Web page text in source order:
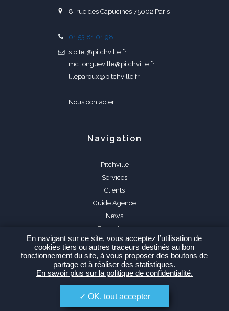
8, rue des Capucines 75002 Paris
01 53 81 01 98
s.pitet@pitchville.fr
mc.longueville@pitchville.fr
l.leparoux@pitchville.fr
Nous contacter
Navigation
Pitchville
Services
Clients
Guide Agence
News
Formations
FAQ
Espace Agence
En navigant sur ce site, vous acceptez l’utilisation de
cookies tiers ou autres traceurs destinés au bon
fonctionnement du site, à vous proposer des boutons de
partage et à réaliser des statistiques.
En savoir plus sur la politique de confidentialité.
OK, tout accepter